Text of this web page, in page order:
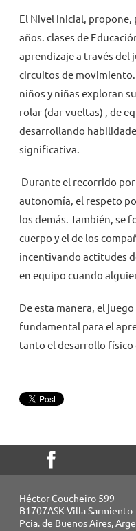
El Nivel inicial, propone,
años. clases de
aprendizaje a través
circuitos de
niños y niñas exploran
rolar (dar vueltas) , de
desarrollando
significativa.
Durante el recorrido
autonomía, el respeto
los demás. También, se
cuerpo y el de los
incentivando actitudes
en equipo cuando
De esta manera, el
fundamental para el
tanto el desarrollo físico
Héctor Coucheiro 599
B1707ASK Villa Sarmiento
Pcia. de Buenos Aires,